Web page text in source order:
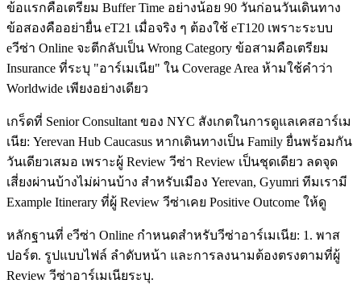
ข้อแรกคือเตรียม Buffer Time อย่างน้อย 90 วันก่อนวันเดินทาง
ข้อสองคืออย่ายื่น eT21 เมื่อจริง ๆ ต้องใช้ eT120 เพราะระบบ
eวีซ่า Online จะตีกลับเป็น Wrong Category ข้อสามคือเตรียม
Insurance ที่ระบุ "อาร์เมเนีย" ใน Coverage Area ห้ามใช้คำว่า
Worldwide เพียงอย่างเดียว
เกร็ดที่ Senior Consultant ของ NYC สังเกตในการดูแลเคสอาร์เม
เนีย: Yerevan Hub Caucasus หากเดินทางเป็น Family ยื่นพร้อมกัน
วันเดียวเสมอ เพราะผู้ Review วีซ่า Review เป็นชุดเดียว ลดจุด
เสี่ยงผ่านบ้างไม่ผ่านบ้าง สำหรับเมือง Yerevan, Gyumri ทีมเรามี
Example Itinerary ที่ผู้ Review วีซ่าเคย Positive Outcome ให้ดู
หลักฐานที่ eวีซ่า Online กำหนดสำหรับวีซ่าอาร์เมเนีย: 1. พาส
ปอร์ต. รูปแบบไฟล์ ลำดับหน้า และการลงนามต้องตรงตามที่ผู้
Review วีซ่าอาร์เมเนียระบุ.